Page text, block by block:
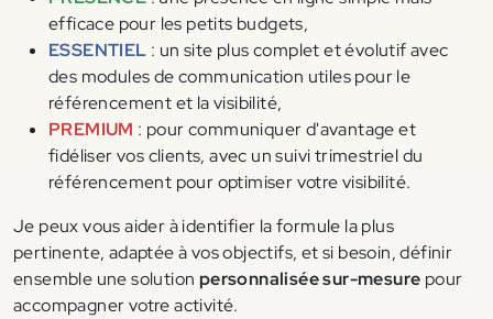
efficace pour les petits budgets,
ESSENTIEL : un site plus complet et évolutif avec
des modules de communication utiles pour le
référencement et la visibilité,
PREMIUM : pour communiquer d'avantage et
fidéliser vos clients, avec un suivi trimestriel du
référencement pour optimiser votre visibilité.
Je peux vous aider à identifier la formule la plus
pertinente, adaptée à vos objectifs, et si besoin, définir
ensemble une solution personnalisée sur-mesure pour
accompagner votre activité.